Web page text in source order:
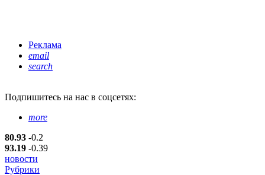
Реклама
email
search
Подпишитесь на нас в соцсетях:
more
80.93 -0.2
93.19 -0.39
новости
Рубрики